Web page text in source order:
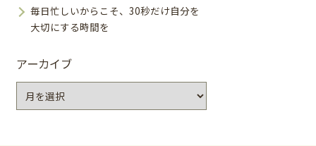
毎日忙しいからこそ、30秒だけ自分を
大切にする時間を
アーカイブ